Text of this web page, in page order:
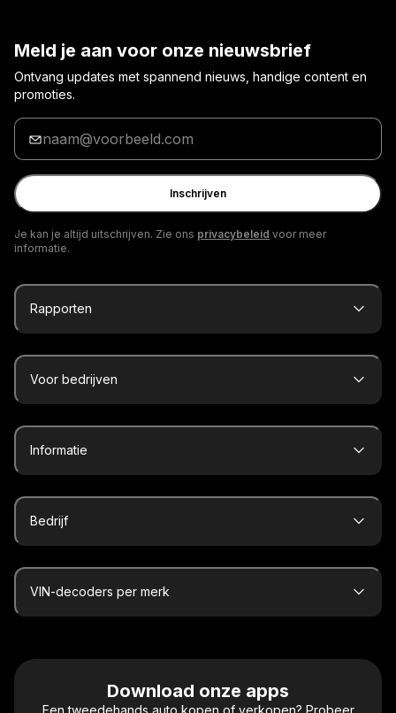
Meld je aan voor onze nieuwsbrief
Ontvang updates met spannend nieuws, handige content en
promoties.
Voer
e-
mailadres
in
Inschrijven
Je kan je altijd uitschrijven. Zie ons privacybeleid voor meer
informatie.
Rapporten
Voor bedrijven
Informatie
Bedrijf
VIN-decoders per merk
Download onze apps
Een tweedehands auto kopen of verkopen? Probeer